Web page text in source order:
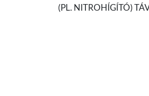
(PL. NITROHÍGÍTÓ)